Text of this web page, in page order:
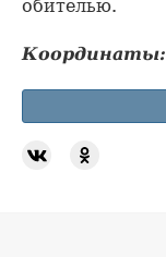
обителью.
Координаты: